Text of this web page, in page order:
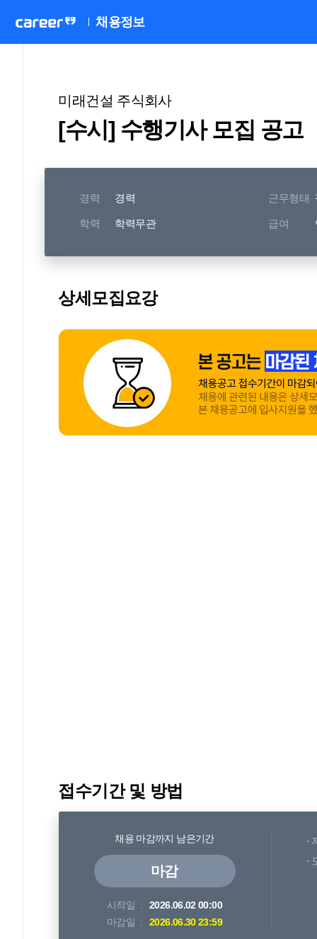
채용정보
미래건설 주식회사
[수시] 수행기사 모집 공고
경력 경력 근무형태
학력 학력무관 급여
상세모집요강
접수기간 및 방법
채용 마감까지 남은기간
마감
시작일
2026.06.02 00:00
마감일
2026.06.30 23:59